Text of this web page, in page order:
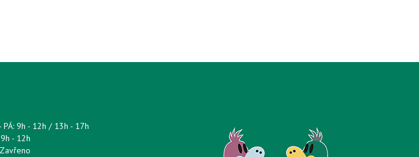
PÁ: 9h - 12h / 13h - 17h
- 12h